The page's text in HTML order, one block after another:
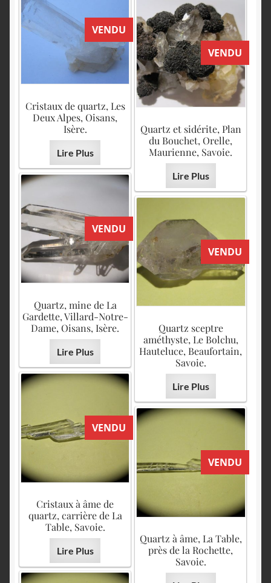
VENDU
Cristaux de quartz, Les
Deux Alpes, Oisans,
Isère.
Lire Plus
VENDU
Quartz et sidérite, Plan
du Bouchet, Orelle,
Maurienne, Savoie.
Lire Plus
VENDU
Quartz, mine de La
Gardette, Villard-Notre-
Dame, Oisans, Isère.
Lire Plus
VENDU
Quartz sceptre
améthyste, Le Bolchu,
Hauteluce, Beaufortain,
Savoie.
Lire Plus
VENDU
Cristaux à âme de
quartz, carrière de La
Table, Savoie.
Lire Plus
VENDU
Quartz à âme, La Table,
près de la Rochette,
Savoie.